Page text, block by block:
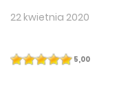
22 kwietnia 2020
5,00